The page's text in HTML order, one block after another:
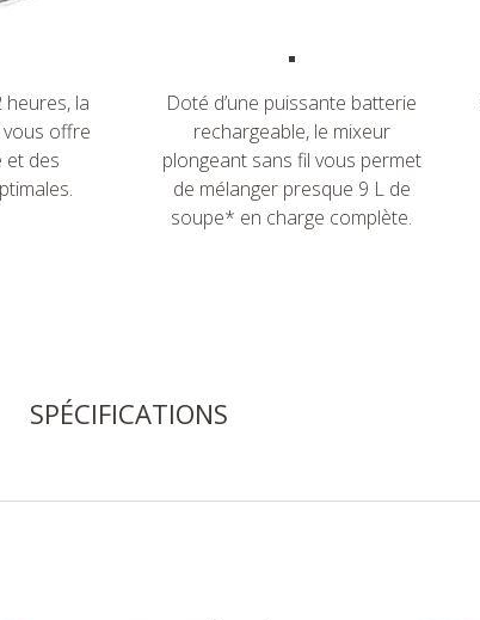
heures, la
offre
et des
Doté d’une puissante batterie
rechargeable, le mixeur
plongeant sans fil vous permet
de mélanger presque 9 L de
soupe* en charge complète.
SPÉCIFICATIONS